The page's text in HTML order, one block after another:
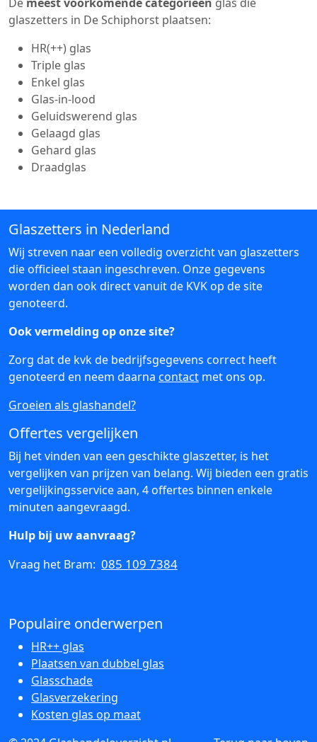
glaszetters in De Schiphorst plaatsen:
HR(++) glas
Triple glas
Enkel glas
Glas-in-lood
Geluidswerend glas
Gelaagd glas
Gehard glas
Draadglas
Glaszetters in Nederland
Wij streven naar een volledig overzicht van glaszetters
die officieel staan ingeschreven. Onze gegevens
worden dan ook direct vanuit de KVK op de site
genoteerd.
Ook vermelding op onze site?
Zorg dat de kvk de bedrijfsgegevens correct heeft
genoteerd en neem daarna contact met ons op.
Groeien als glashandel?
Offertes vergelijken
Bij het vinden van een geschikte glaszetter, is het
vergelijken van prijzen van belang. Wij bieden een gratis
vergelijkingsservice aan, 4 offertes binnen enkele
minuten aangevraagd.
Hulp bij uw aanvraag?
Vraag het Bram: 085 109 7384
Populaire onderwerpen
HR++ glas
Plaatsen van dubbel glas
Glasschade
Glasverzekering
Kosten glas op maat